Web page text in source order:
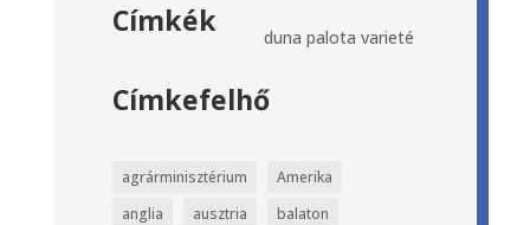
Címkék duna palota varieté
Címkefelhő
agrárminisztérium
Amerika
anglia
ausztria
balaton